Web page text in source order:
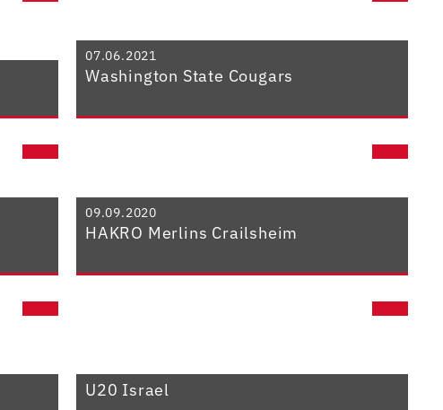
07.06.2021
Washington State Cougars
09.09.2020
HAKRO Merlins Crailsheim
U20 Israel